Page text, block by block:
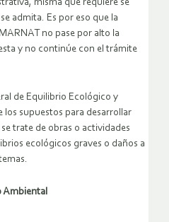
misma que requiere se
admita. Es por eso que la
no pase por alto la
y no continúe con el trámite
de Equilibrio Ecológico y
supuestos para desarrollar
trate de obras o actividades
ecológicos graves o daños a
Ambiental